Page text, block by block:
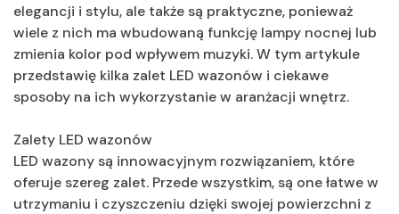
elegancji i stylu, ale także są praktyczne, ponieważ
wiele z nich ma wbudowaną funkcję lampy nocnej lub
zmienia kolor pod wpływem muzyki. W tym artykule
przedstawię kilka zalet LED wazonów i ciekawe
sposoby na ich wykorzystanie w aranżacji wnętrz.
Zalety LED wazonów
LED wazony są innowacyjnym rozwiązaniem, które
oferuje szereg zalet. Przede wszystkim, są one łatwe w
utrzymaniu i czyszczeniu dzięki swojej powierzchni z